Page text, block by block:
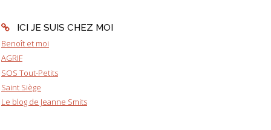
ICI JE SUIS CHEZ MOI
Benoît et moi
AGRIF
SOS Tout-Petits
Saint Siège
Le blog de Jeanne Smits